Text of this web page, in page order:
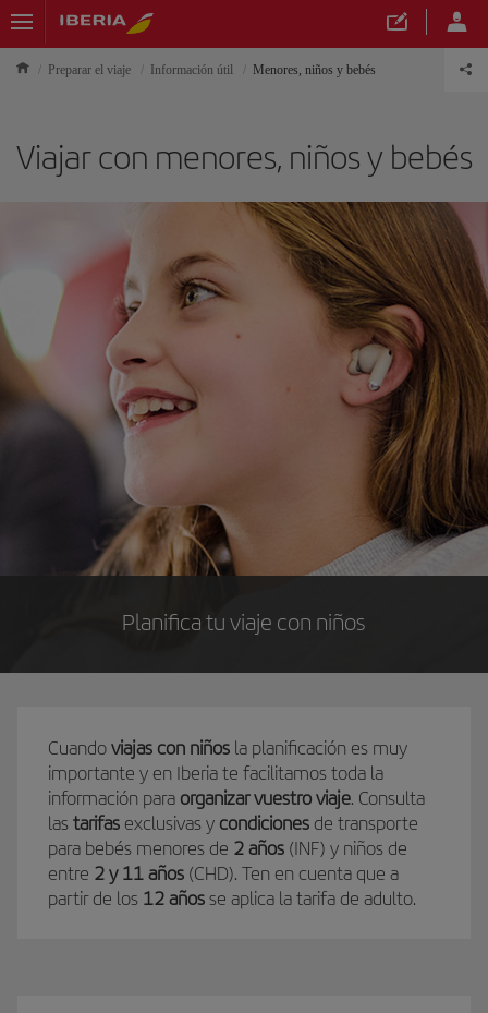
Preparar el viaje Información útil Menores, niños y bebés
Viajar con menores, niños y bebés
Planifica tu viaje con niños
Cuandoviajas con niños la planificación es muy
importante y en Iberia te facilitamos toda la
información para organizar vuestro viaje. Consulta
lastarifas exclusivas y condiciones de transporte
para bebés menores de 2 años (INF) y niños de
entre 2 y 11 años (CHD). Ten en cuenta que a
partir de los 12 añosse aplica la tarifa de adulto.